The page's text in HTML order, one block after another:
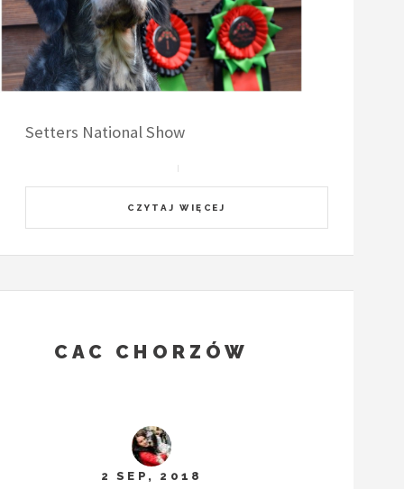
Setters National Show
CZYTAJ WIĘCEJ
CAC CHORZÓW
2 SEP, 2018